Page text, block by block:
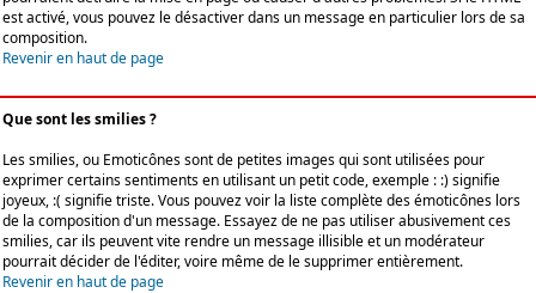
est activé, vous pouvez le désactiver dans un message en particulier lors de sa
composition.
Revenir en haut de page
Que sont les smilies ?
Les smilies, ou Emoticônes sont de petites images qui sont utilisées pour
exprimer certains sentiments en utilisant un petit code, exemple : :) signifie
joyeux, :( signifie triste. Vous pouvez voir la liste complète des émoticônes lors
de la composition d'un message. Essayez de ne pas utiliser abusivement ces
smilies, car ils peuvent vite rendre un message illisible et un modérateur
pourrait décider de l'éditer, voire même de le supprimer entièrement.
Revenir en haut de page